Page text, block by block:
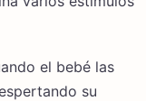
el bebé las
su